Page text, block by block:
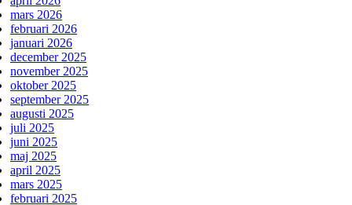
mars 2026
februari 2026
januari 2026
december 2025
november 2025
oktober 2025
september 2025
augusti 2025
juli 2025
juni 2025
maj 2025
april 2025
mars 2025
februari 2025